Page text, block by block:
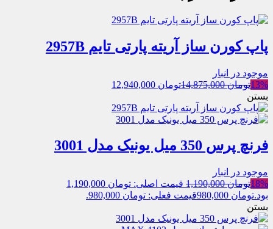
پاپ کورن ساز آریته پارتی تایم 2957B
موجود در انبار
13%تومان14,875,000 تومان
بستن
فرنچ پرس 350 میل یونیک مدل 3001
موجود در انبار
18%تومان1,190,000
قیمت اصلی: تومان 1,190,000
بود.تومان
قیمت فعلی: تومان 980,000.
بستن